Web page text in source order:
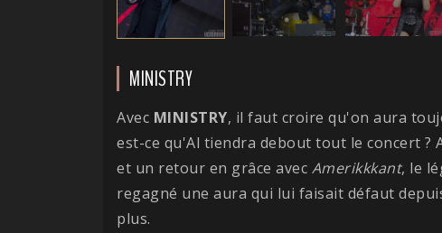
MINISTRY
Avec MINISTRY, il faut croire qu'on aura
est-ce qu'Al tiendra debout tout le concert
et un retour en grâce avec Amerikkkant, le
regagné une aura qui lui faisait défaut
plus.